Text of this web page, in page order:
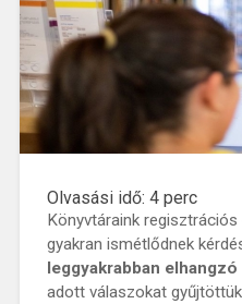
Olvasási idő: 4 perc
Könyvtáraink
gyakran ismétlődnek
leggyakrabban
adott válaszokat